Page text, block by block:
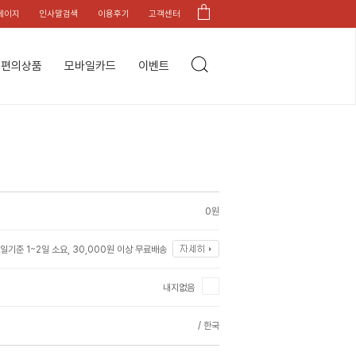
이지 인사말검색 이용후기 고객센터
편의상품 모바일카드 이벤트
0원
기준 1~2일 소요, 30,000원 이상 무료배송
내지없음
/ 한국